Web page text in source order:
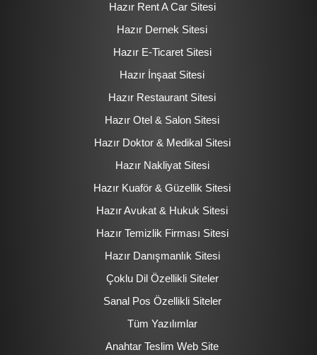
Hazır Rent A Car Sitesi
Hazır Dernek Sitesi
Hazır E-Ticaret Sitesi
Hazır İnşaat Sitesi
Hazır Restaurant Sitesi
Hazır Otel & Salon Sitesi
Hazır Doktor & Medikal Sitesi
Hazır Nakliyat Sitesi
Hazır Kuaför & Güzellik Sitesi
Hazır Avukat & Hukuk Sitesi
Hazır Temizlik Firması Sitesi
Hazır Danışmanlık Sitesi
Çoklu Dil Özellikli Siteler
Sanal Pos Özellikli Siteler
Tüm Yazılımlar
Anahtar Teslim Web Site